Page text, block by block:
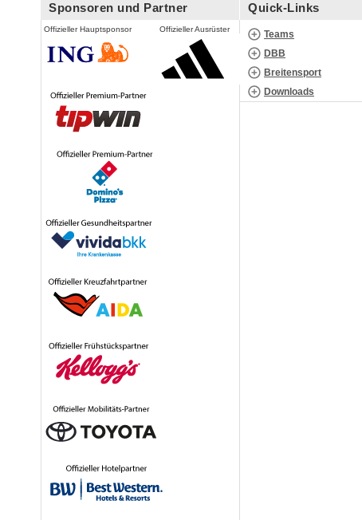
Sponsoren und Partner
Offizieller Hauptsponsor Offizieller Ausrüster
Quick-Links
Teams
DBB
Breitensport
Downloads